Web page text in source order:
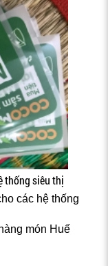
thống siêu thị
các hệ thống
món Huế